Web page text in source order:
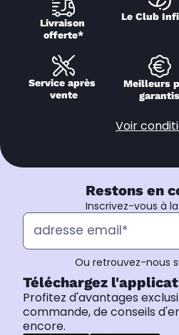
Livraison
offerte*
Le Club
Service après
vente
Meilleurs
garantis
Voir
Restons en
Inscrivez-vous à
Ou retrouvez-nous
Téléchargez
Profitez d'avantages
commande, de conseils
encore.